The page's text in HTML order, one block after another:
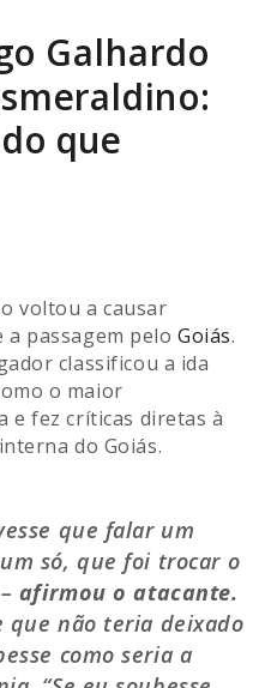
Galhardo
que
voltou a causar
a passagem peloGoiás.
classificou a ida
o maior
e fez críticas diretas à
do Goiás.
que falar um
só, que foi trocar o
afirmou o atacante.
que não teria deixado
como seria a